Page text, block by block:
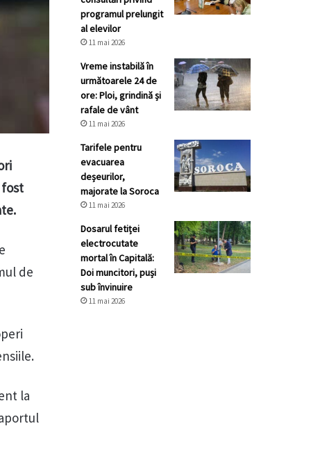
de
la
programul prelungit
al elevilor
11 mai 2026
Vreme instabilă în
următoarele 24 de
ore: Ploi, grindină și
rafale de vânt
11 mai 2026
Tarifele pentru
evacuarea
deșeurilor,
majorate la Soroca
11 mai 2026
Dosarul fetiței
electrocutate
mortal în Capitală:
Doi muncitori, puși
sub învinuire
11 mai 2026